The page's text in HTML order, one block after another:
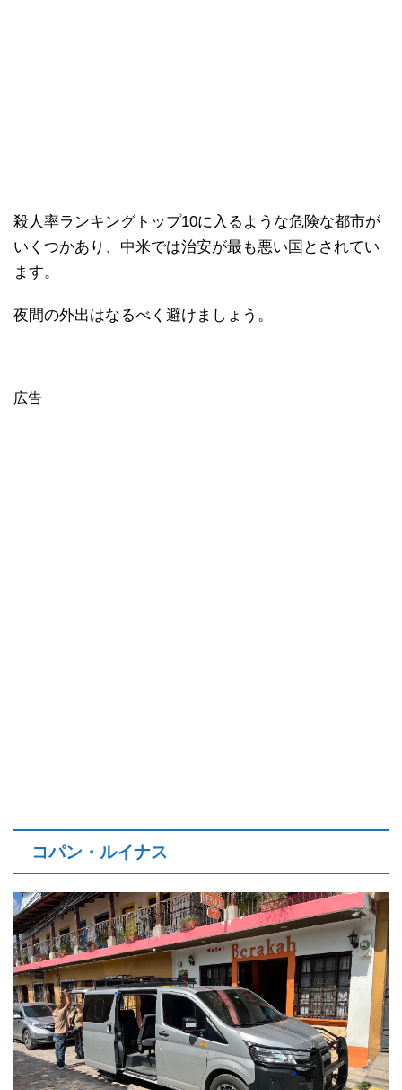
殺人率ランキングトップ10に入るような危険な都市が
いくつかあり、中米では治安が最も悪い国とされてい
ます。
夜間の外出はなるべく避けましょう。
広告
コパン・ルイナス